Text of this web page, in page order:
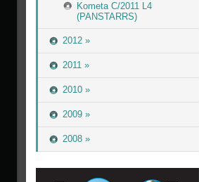
Kometa C/2011 L4
(PANSTARRS)
2012 »
2011 »
2010 »
2009 »
2008 »